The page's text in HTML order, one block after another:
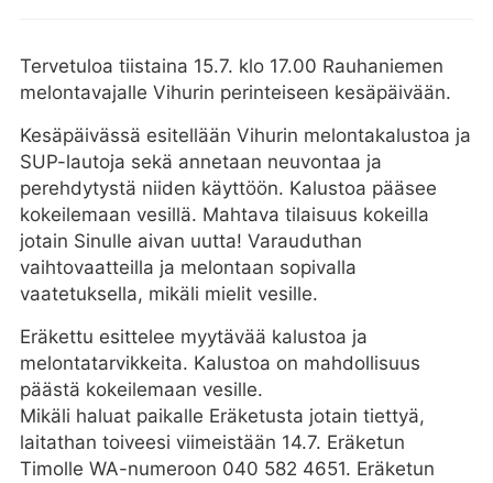
Tervetuloa tiistaina 15.7. klo 17.00 Rauhaniemen
melontavajalle Vihurin perinteiseen kesäpäivään.
Kesäpäivässä esitellään Vihurin melontakalustoa ja
SUP-lautoja sekä annetaan neuvontaa ja
perehdytystä niiden käyttöön. Kalustoa pääsee
kokeilemaan vesillä. Mahtava tilaisuus kokeilla
jotain Sinulle aivan uutta! Varauduthan
vaihtovaatteilla ja melontaan sopivalla
vaatetuksella, mikäli mielit vesille.
Eräkettu esittelee myytävää kalustoa ja
melontatarvikkeita. Kalustoa on mahdollisuus
päästä kokeilemaan vesille.
Mikäli haluat paikalle Eräketusta jotain tiettyä,
laitathan toiveesi viimeistään 14.7. Eräketun
Timolle WA-numeroon 040 582 4651. Eräketun